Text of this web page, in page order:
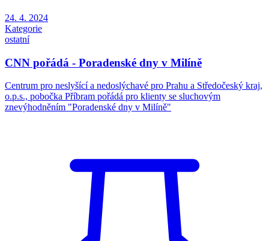
24. 4. 2024
Kategorie
ostatní
CNN pořádá - Poradenské dny v Milíně
Centrum pro neslyšící a nedoslýchavé pro Prahu a Středočeský kraj,
o.p.s., pobočka Příbram pořádá pro klienty se sluchovým
znevýhodněním "Poradenské dny v Milíně"